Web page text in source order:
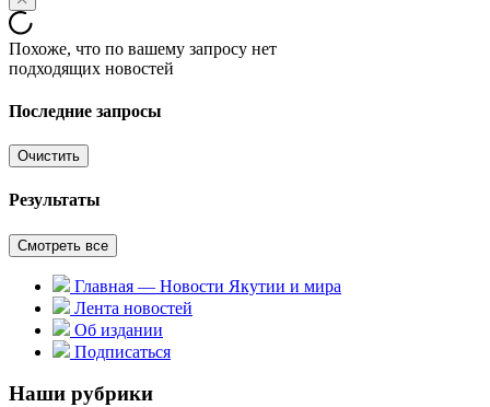
Похоже, что по вашему запросу нет
подходящих новостей
Последние запросы
Очистить
Результаты
Смотреть все
Главная — Новости Якутии и мира
Лента новостей
Об издании
Подписаться
Наши рубрики